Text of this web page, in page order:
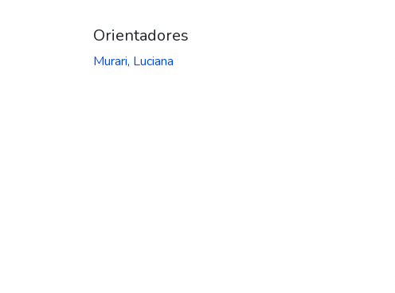
Orientadores
Murari, Luciana